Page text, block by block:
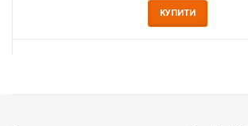
КУПИТИ